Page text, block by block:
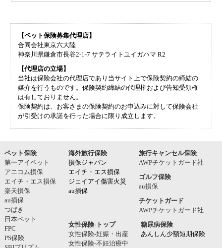
【ペット保険募集代理店】
合同会社東京六大陸
神奈川県鎌倉市長谷2-1-7 サテライトユイガハマ R2
【代理店の立場】
当社は保険会社の代理店であり当サイト上で保険契約の締結の
媒介を行うものです。保険契約締結の代理権および告知受領権
は有しておりません。
保険契約は、お客さまの保険契約のお申込みに対して保険会社
が引受けの承諾を行った場合に限り成立します。
ペット保険
第一アイペット
アニコム損保
エイチ・エス損保
楽天損保
au損保
つばき
日本ペット
FPC
PS保険
海外旅行保険
損保ジャパン
エイチ・エス損保
ジェイアイ傷害火災
au損保
旅行キャンセル保険
AWPチケットガード社
ゴルフ保険
au損保
チケットガード
AWPチケットガード社
女性保険-トップ
女性保険-妊娠・出産
女性保険-不妊治療中
糖尿病保険
あんしん少額短期保険